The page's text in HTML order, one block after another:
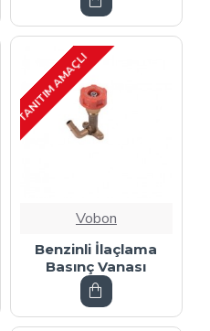
TANITIM AMAÇLI
Vobon
Benzinli İlaçlama
Basınç Vanası